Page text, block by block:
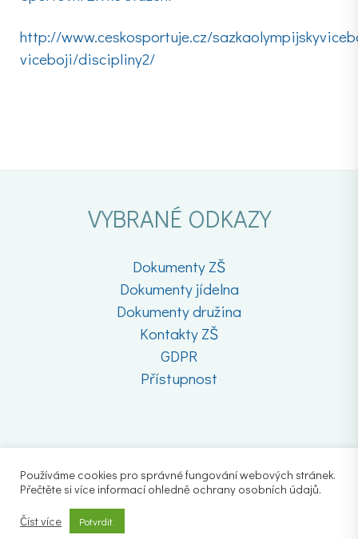
http://www.ceskosportuje.cz/
viceboji/discipliny2/
VYBRANÉ ODKAZY
Dokumenty ZŠ
Dokumenty jídelna
Dokumenty družina
Kontakty ZŠ
GDPR
Přístupnost
Používáme cookies pro správné fungování webových stránek.
Přečtěte si více informací ohledně ochrany osobních údajů.
Číst více Potvrdit.